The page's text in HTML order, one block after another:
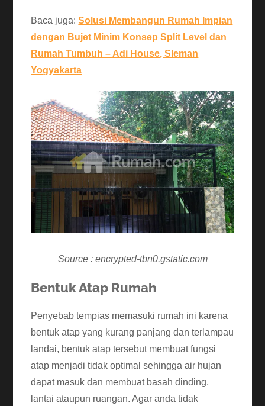
Baca juga:Solusi Membangun Rumah Impian
dengan Bujet Minim Konsep Split Level dan
Rumah Tumbuh – Adi House, Sleman
Yogyakarta
Source : encrypted-tbn0.gstatic.com
Bentuk Atap Rumah
Penyebab tempias memasuki rumah ini karena
bentuk atap yang kurang panjang dan terlampau
landai, bentuk atap tersebut membuat fungsi
atap menjadi tidak optimal sehingga air hujan
dapat masuk dan membuat basah dinding,
lantai ataupun ruangan. Agar anda tidak